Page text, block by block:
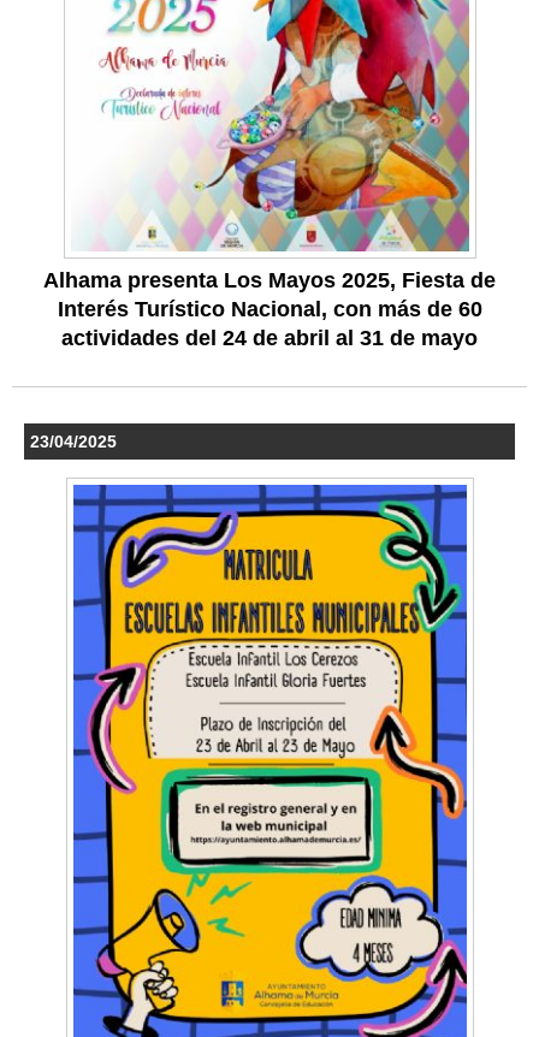
Alhama presenta Los Mayos 2025, Fiesta de
Interés Turístico Nacional, con más de 60
actividades del 24 de abril al 31 de mayo
23/04/2025